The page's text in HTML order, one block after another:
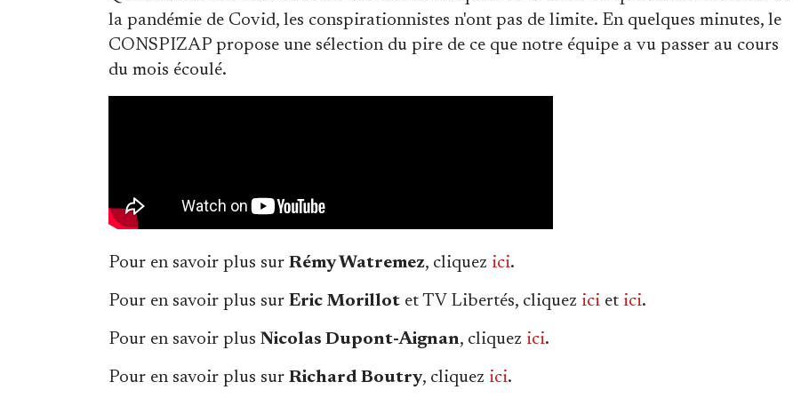
la pandémie de Covid, les conspirationnistes n'ont pas de limite. En quelques minutes, le
CONSPIZAP propose une sélection du pire de ce que notre équipe a vu passer au cours
du mois écoulé.
Pour en savoir plus sur Rémy Watremez, cliquez ici.
Pour en savoir plus sur Eric Morillot et TV Libertés, cliquez ici et ici.
Pour en savoir plus Nicolas Dupont-Aignan, cliquez ici.
Pour en savoir plus sur Richard Boutry, cliquez ici.